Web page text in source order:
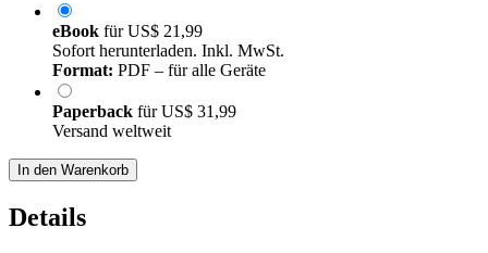
eBook fürUS$ 21,99
Sofort herunterladen. Inkl. MwSt.
Format: PDF – für alle Geräte
Paperback fürUS$ 31,99
Versand weltweit
In den Warenkorb
Details